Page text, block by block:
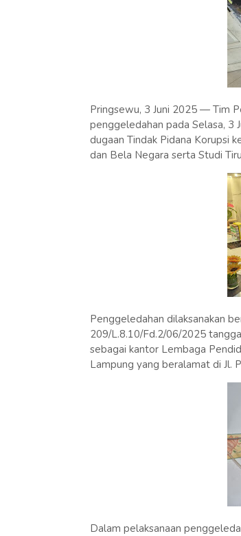
Pringsewu, 3 Juni 2025 — Tim
penggeledahan pada Selasa, 3
dugaan Tindak Pidana Korupsi
dan Bela Negara serta Studi
Penggeledahan dilaksanakan
209/L.8.10/Fd.2/06/2025
sebagai kantor Lembaga
Lampung yang beralamat di Jl.
Dalam pelaksanaan